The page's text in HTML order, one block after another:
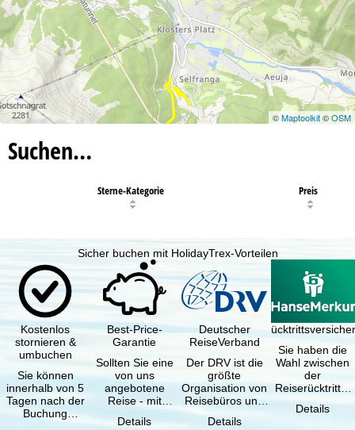
©Maptoolkit©OSM
Suchen…
Sterne-Kategorie Preis
Sicher buchen mit HolidayTrex-Vorteilen
Kostenlos
stornieren &
umbuchen
Sie können
innerhalb von 5
Tagen nach der
Buchung
Best-Price-
Garantie
Sollten Sie eine
von uns
angebotene
Reise - mit
Verfügbarkeit
Details
Deutscher
ReiseVerband
Der DRV ist die
größte
Organisation von
Reisebüros und
Reiseveranstaltern
in …
Details
Sie haben die
Wahl zwischen
der
Reiserücktritts-
Versicherung
(inklusive …
Details